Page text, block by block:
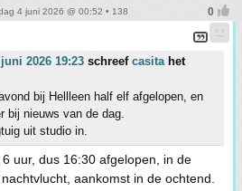
4 juni 2026 @ 00:52 • 138
2026 19:23 schreef casitahet
bij Hellleen half elf afgelopen, en
bij nieuws van de dag.
uit studio in.
uur, dus 16:30 afgelopen, in de
aankomst in de ochtend.